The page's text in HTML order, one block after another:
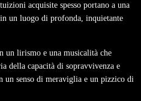
acquisite spesso portano a una
un luogo di profonda, inquietante
un lirismo e una musicalità che
della capacità di sopravvivenza e
un senso di meraviglia e un pizzico di